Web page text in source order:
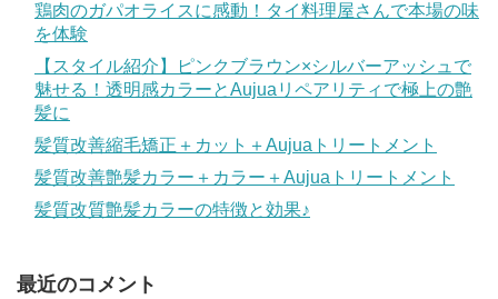
鶏肉のガパオライスに感動！タイ料理屋さんで本場の味
を体験
【スタイル紹介】ピンクブラウン×シルバーアッシュで
魅せる！透明感カラーとAujuaリペアリティで極上の艶
髪に
髪質改善縮毛矯正＋カット＋Aujuaトリートメント
髪質改善艶髪カラー＋カラー＋Aujuaトリートメント
髪質改質艶髪カラーの特徴と効果♪
最近のコメント